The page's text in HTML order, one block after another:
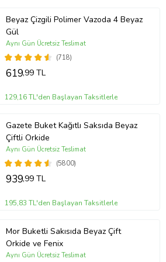
düşük ışık koşullarına tolerans
Beyaz Çizgili Polimer Vazoda 4 Beyaz
Gül
(718)
Aynı Gün Ücretsiz Teslimat
619,99 TL
129,16 TL'den Başlayan Taksitlerle
Gazete Buket Kağıtlı Saksıda Beyaz
Çiftli Orkide
(5800)
Aynı Gün Ücretsiz Teslimat
939,99 TL
195,83 TL'den Başlayan Taksitlerle
Mor Buketli Sakısıda Beyaz Çift
Orkide ve Fenix
Aynı Gün Ücretsiz Teslimat